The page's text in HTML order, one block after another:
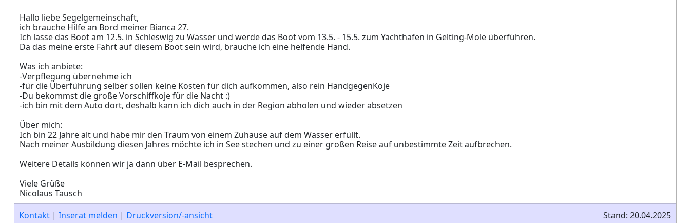
Hallo liebe Segelgemeinschaft,
ich brauche Hilfe an Bord meiner Bianca 27.
Ich lasse das Boot am 12.5. in Schleswig zu Wasser und werde das Boot vom 13.5. - 15.5. zum Yachthafen in Gelting-Mole überführen.
Da das meine erste Fahrt auf diesem Boot sein wird, brauche ich eine helfende Hand.
Was ich anbiete:
-Verpflegung übernehme ich
-für die Überführung selber sollen keine Kosten für dich aufkommen, also rein HandgegenKoje
-Du bekommst die große Vorschiffkoje für die Nacht :)
-ich bin mit dem Auto dort, deshalb kann ich dich auch in der Region abholen und wieder absetzen
Über mich:
Ich bin 22 Jahre alt und habe mir den Traum von einem Zuhause auf dem Wasser erfüllt.
Nach meiner Ausbildung diesen Jahres möchte ich in See stechen und zu einer großen Reise auf unbestimmte Zeit aufbrechen.
Weitere Details können wir ja dann über E-Mail besprechen.
Viele Grüße
Nicolaus Tausch
Kontakt| Inserat melden | Druckversion/-ansicht Stand: 20.04.2025